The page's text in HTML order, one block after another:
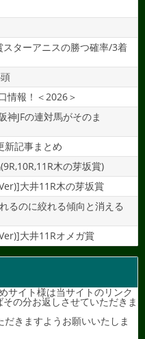
ターアニスの勝つ確率/3着
情報！＜2026＞
神JFの連対馬がそのま
新記事まとめ
木の芽坂賞)
大井11R木の芽坂賞
るのに絞れる傾向と消える
大井11Rオメガ賞
サイト様は当サイトのリンク
の分お返しさせていただきま
だきますようお願いいたしま